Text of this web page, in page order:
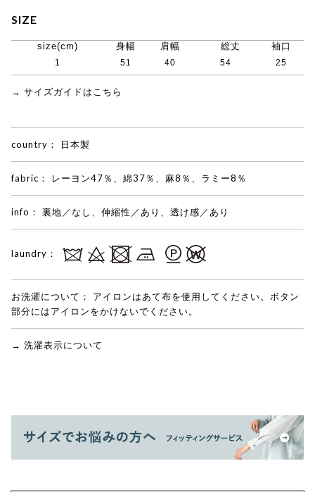
SIZE
size(cm) 身幅 肩幅 総丈 袖口
1 51 40 54 25
→ サイズガイドはこちら
country： 日本製
fabric： レーヨン47％、綿37％、麻8％、ラミー8％
info： 裏地／なし、伸縮性／あり、透け感／あり
laundry：
お洗濯について：
アイロンはあて布を使用してください。ボタン
部分にはアイロンをかけないでください。
→ 洗濯表示について